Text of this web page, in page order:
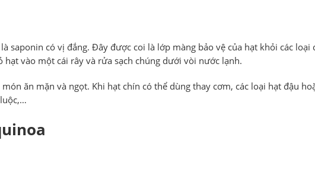
saponin có vị đắng. Đây được coi là lớp màng bảo vệ của hạt khỏi các loại
vào một cái rây và rửa sạch chúng dưới vòi nước lạnh.
ăn mặn và ngọt. Khi hạt chín có thể dùng thay cơm, các loại hạt đậu